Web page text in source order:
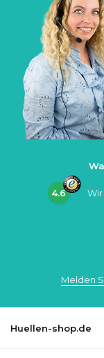
4.6
Melden
Huellen-shop.de